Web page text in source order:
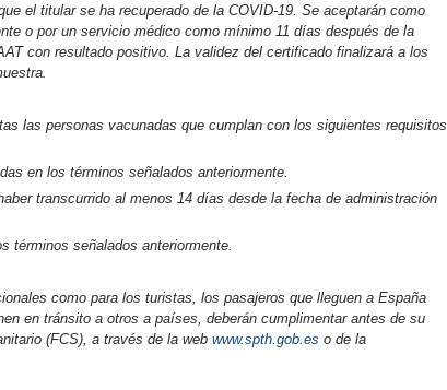
el titular se ha recuperado de la COVID-19. Se aceptarán como
o por un servicio médico como mínimo 11 días después de la
con resultado positivo. La validez del certificado finalizará a los
las personas vacunadas que cumplan con los siguientes requisitos
en los términos señalados anteriormente.
transcurrido al menos 14 días desde la fecha de administración
términos señalados anteriormente.
como para los turistas, los pasajeros que lleguen a España
en tránsito a otros a países, deberán cumplimentar antes de su
(FCS), a través de la web www.spth.gob.es o de la